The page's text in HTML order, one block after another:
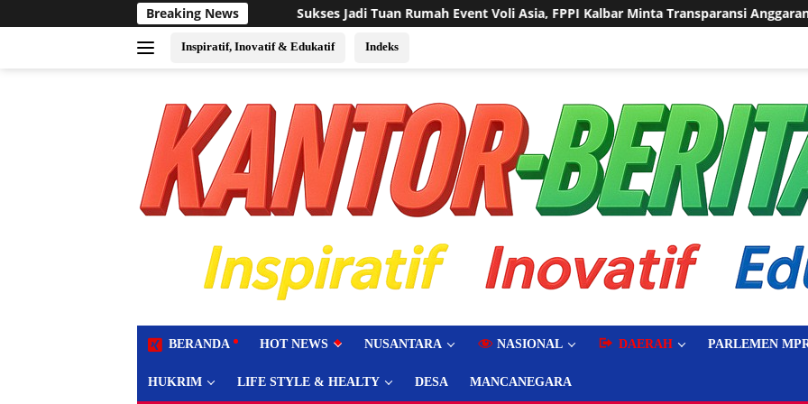
ke
Breaking News
Sukses Jadi Tuan Rumah Event Voli Asia, FPPI Kalbar Minta Transparansi Anggaran Sering Dilanda Genangan,
Inspiratif, Inovatif & Edukatif Indeks
BERANDA HOT NEWS NUSANTARA NASIONAL DAERAH PARLEMEN
HUKRIM LIFE STYLE & HEALTY DESA MANCANEGARA